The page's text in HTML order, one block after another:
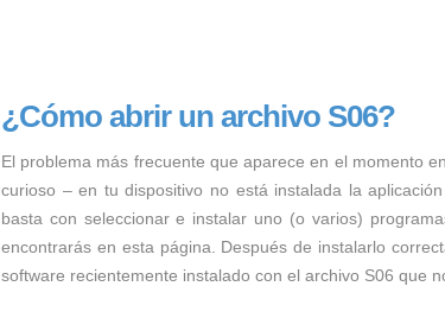
¿Cómo abrir un archivo S06?
El problema más frecuente que aparece en el momento
curioso – en tu dispositivo no está instalada la
basta con seleccionar e instalar uno (o varios)
encontrarás en esta página. Después de instalarlo
software recientemente instalado con el archivo S06 que